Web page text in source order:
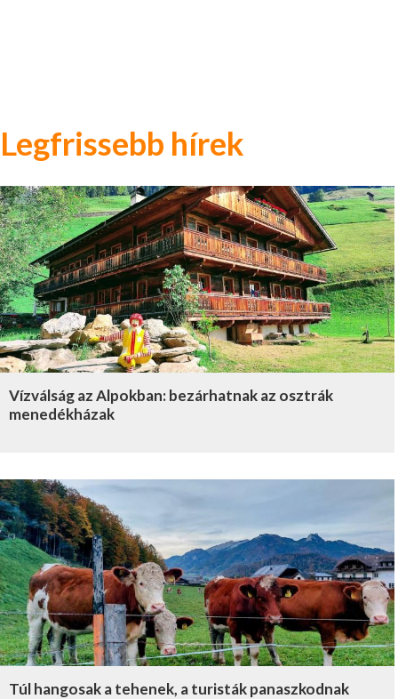
Legfrissebb hírek
Vízválság az Alpokban: bezárhatnak az osztrák
menedékházak
Túl hangosak a tehenek, a turisták panaszkodnak